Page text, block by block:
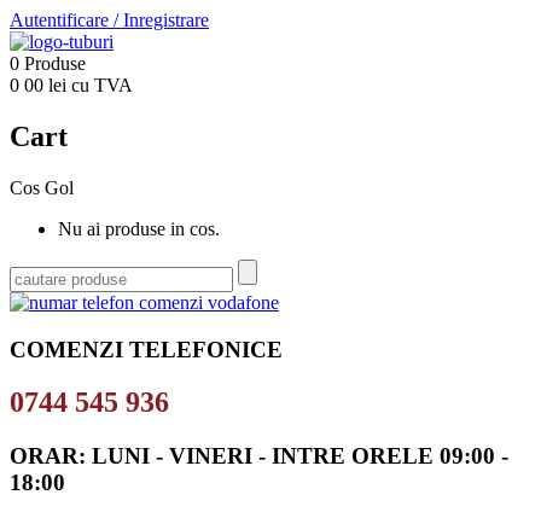
Autentificare /Inregistrare
0 Produse
0 00 lei cu TVA
Cart
Cos Gol
Nu ai produse in cos.
COMENZI TELEFONICE
0744 545 936
ORAR: LUNI - VINERI - INTRE ORELE 09:00 -
18:00